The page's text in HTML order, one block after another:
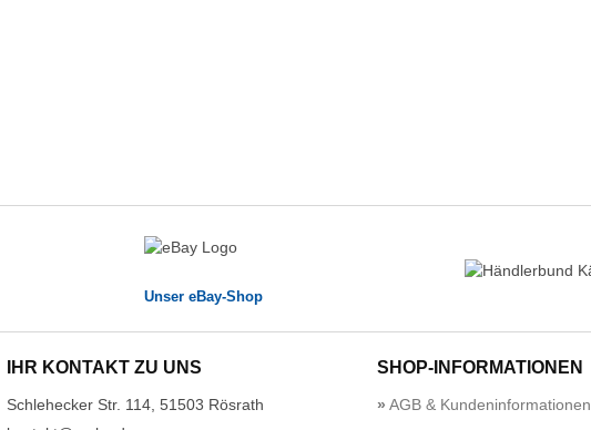
Unser eBay-Shop
IHR KONTAKT ZU UNS
Schlehecker Str. 114, 51503 Rösrath
SHOP-INFORMATIONEN
AGB & Kundeninformationen